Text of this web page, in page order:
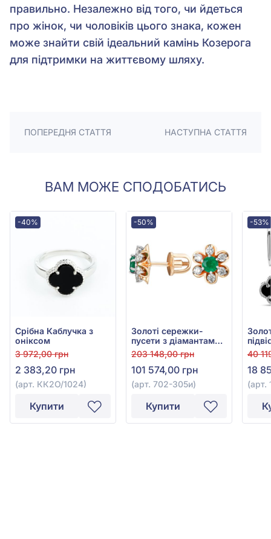
правильно. Незалежно від того, чи йдеться
про жінок, чи чоловіків цього знака, кожен
може знайти свій ідеальний камінь Козерога
для підтримки на життєвому шляху.
ПОПЕРЕДНЯ СТАТТЯ НАСТУПНА СТАТТЯ
ВАМ МОЖЕ СПОДОБАТИСЬ
-40%
Срiбна Каблучка з
оніксом
3 972,00 грн
2 383,20 грн
(арт. КК2О/1024)
Купити
-50%
Золотi сережки-
пусети з діамантами
зі смарагдом
203 148,00 грн
101 574,00 грн
(арт. 702-305и)
Купити
-53%
40
18
(арт.